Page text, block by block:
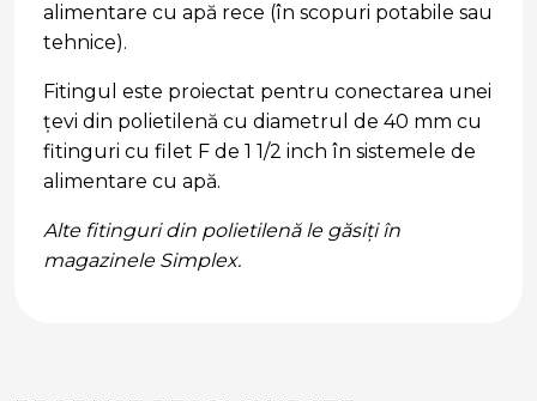
alimentare cu apă rece (în scopuri potabile sau
tehnice).
Fitingul este proiectat pentru conectarea unei
țevi din polietilenă cu diametrul de 40 mm cu
fitinguri cu filet F de 1 1/2 inch în sistemele de
alimentare cu apă.
Alte fitinguri din polietilenă le găsiți în
magazinele Simplex.